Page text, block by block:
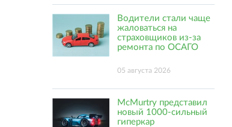
Водители стали чаще
жаловаться на
страховщиков из-за
ремонта по ОСАГО
05 августа 2026
McMurtry представил
новый 1000-сильный
гиперкар